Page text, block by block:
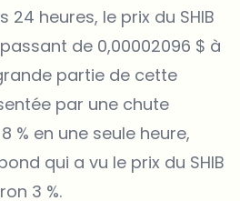
24 heures, le prix du SHIB
de 0,00002096 $ à
partie de cette
par une chute
% en une seule heure,
qui a vu le prix du SHIB
3 %.